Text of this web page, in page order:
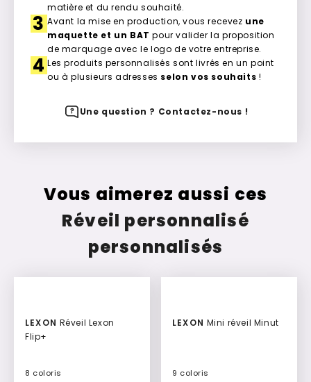
matière et du rendu souhaité.
3 Avant la mise en production, vous recevez une
maquette et un BAT pour valider la proposition
de marquage avec le logo de votre entreprise.
4 Les produits personnalisés sont livrés en un point
ou à plusieurs adresses selon vos souhaits !
Une question ? Contactez-nous !
Vous aimerez aussi ces
Réveil personnalisé
personnalisés
LEXON
Flip+
8 coloris
LEXON Mini réveil Minut
9 coloris